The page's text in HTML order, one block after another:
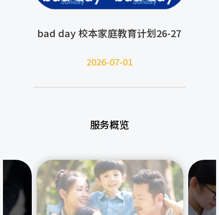
bad day 校本家庭教育计划26-27
2026-07-01
服务概览